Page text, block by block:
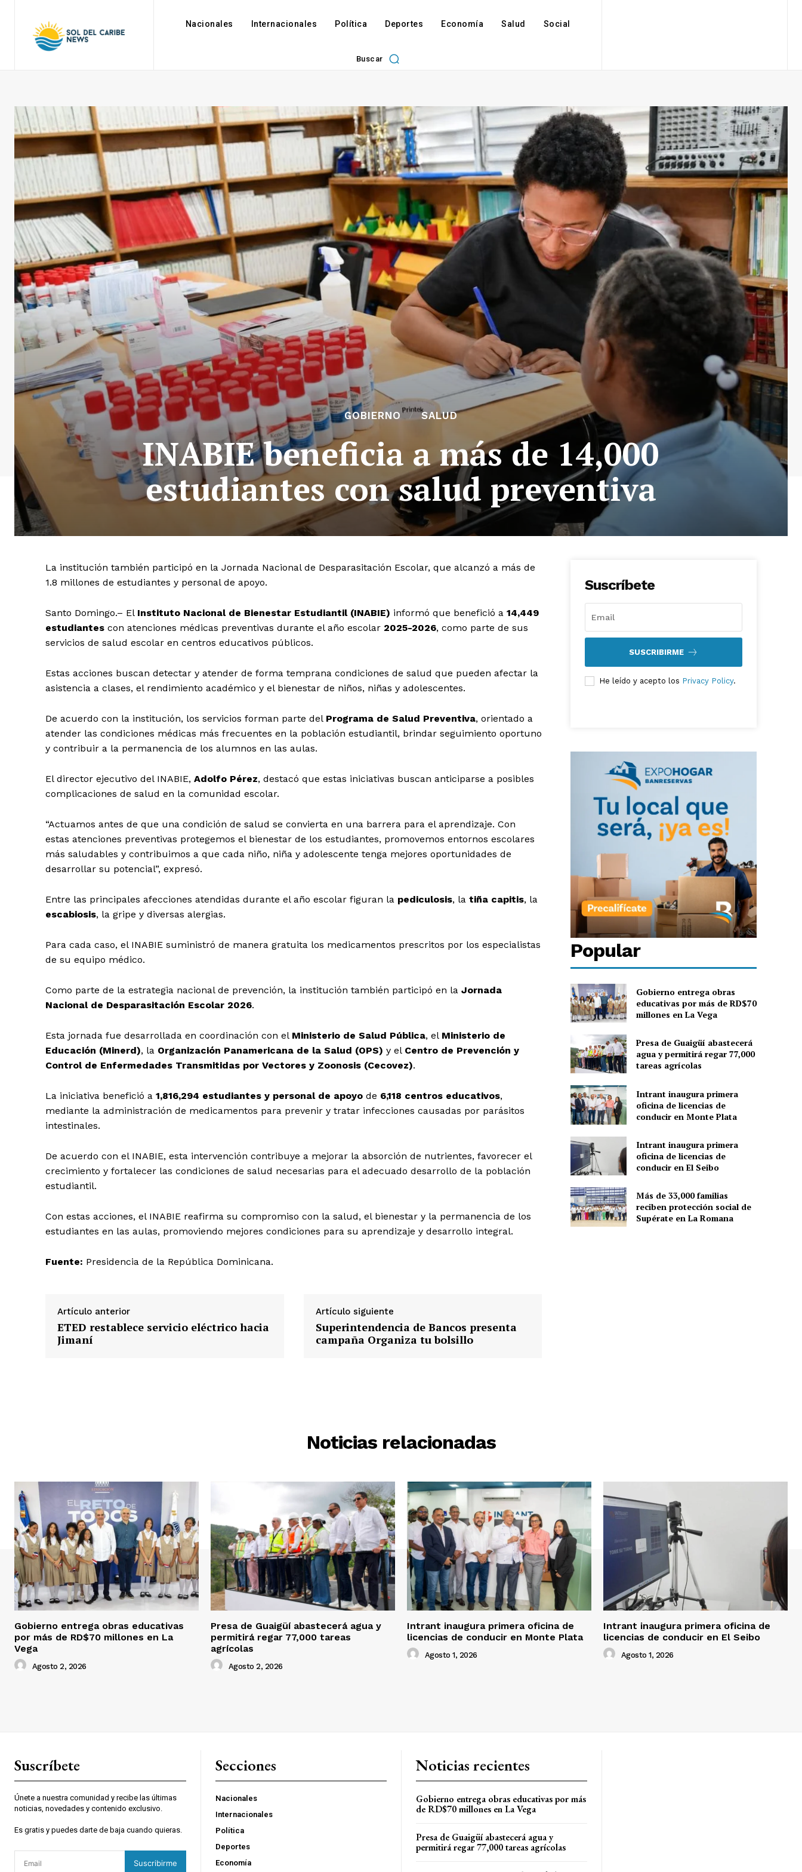
Nacionales Internacionales Política Deportes Economía Salud Social
Buscar
GOBIERNO SALUD
INABIE beneficia a más de 14,000
estudiantes con salud preventiva
La institución también participó en la Jornada Nacional de Desparasitación Escolar, que alcanzó a más de
1.8 millones de estudiantes y personal de apoyo.
Santo Domingo.– El Instituto Nacional de Bienestar Estudiantil (INABIE) informó que benefició a 14,449
estudiantes con atenciones médicas preventivas durante el año escolar 2025-2026, como parte de sus
servicios de salud escolar en centros educativos públicos.
Estas acciones buscan detectar y atender de forma temprana condiciones de salud que pueden afectar la
asistencia a clases, el rendimiento académico y el bienestar de niños, niñas y adolescentes.
De acuerdo con la institución, los servicios forman parte del Programa de Salud Preventiva, orientado a
atender las condiciones médicas más frecuentes en la población estudiantil, brindar seguimiento oportuno
y contribuir a la permanencia de los alumnos en las aulas.
El director ejecutivo del INABIE, Adolfo Pérez, destacó que estas iniciativas buscan anticiparse a posibles
complicaciones de salud en la comunidad escolar.
“Actuamos antes de que una condición de salud se convierta en una barrera para el aprendizaje. Con
estas atenciones preventivas protegemos el bienestar de los estudiantes, promovemos entornos escolares
más saludables y contribuimos a que cada niño, niña y adolescente tenga mejores oportunidades de
desarrollar su potencial”, expresó.
Entre las principales afecciones atendidas durante el año escolar figuran la pediculosis, la tiña capitis, la
escabiosis, la gripe y diversas alergias.
Para cada caso, el INABIE suministró de manera gratuita los medicamentos prescritos por los especialistas
de su equipo médico.
Como parte de la estrategia nacional de prevención, la institución también participó en la Jornada
Nacional de Desparasitación Escolar 2026.
Esta jornada fue desarrollada en coordinación con el Ministerio de Salud Pública, el Ministerio de
Educación (Minerd), la Organización Panamericana de la Salud (OPS) y el Centro de Prevención y
Control de Enfermedades Transmitidas por Vectores y Zoonosis (Cecovez).
La iniciativa benefició a 1,816,294 estudiantes y personal de apoyo de 6,118 centros educativos,
mediante la administración de medicamentos para prevenir y tratar infecciones causadas por parásitos
intestinales.
De acuerdo con el INABIE, esta intervención contribuye a mejorar la absorción de nutrientes, favorecer el
crecimiento y fortalecer las condiciones de salud necesarias para el adecuado desarrollo de la población
estudiantil.
Con estas acciones, el INABIE reafirma su compromiso con la salud, el bienestar y la permanencia de los
estudiantes en las aulas, promoviendo mejores condiciones para su aprendizaje y desarrollo integral.
Fuente: Presidencia de la República Dominicana.
Artículo anterior
ETED restablece servicio eléctrico hacia
Jimaní
Artículo siguiente
Superintendencia de Bancos presenta
campaña Organiza tu bolsillo
Suscríbete
SUSCRIBIRME
He leído y acepto los Privacy Policy.
Popular
Gobierno entrega obras
educativas por más de RD$70
millones en La Vega
Presa de Guaigüí abastecerá
agua y permitirá regar 77,000
tareas agrícolas
Intrant inaugura primera
oficina de licencias de
conducir en Monte Plata
Intrant inaugura primera
oficina de licencias de
conducir en El Seibo
Más de 33,000 familias
reciben protección social de
Supérate en La Romana
Noticias relacionadas
Gobierno entrega obras educativas
por más de RD$70 millones en La
Vega
Agosto 2, 2026
Presa de Guaigüí abastecerá agua y
permitirá regar 77,000 tareas
agrícolas
Agosto 2, 2026
Intrant inaugura primera oficina de
licencias de conducir en Monte Plata
Agosto 1, 2026
Intrant inaugura primera oficina de
licencias de conducir en El Seibo
Agosto 1, 2026
Suscríbete
Únete a nuestra comunidad y recibe las últimas
noticias, novedades y contenido exclusivo.
Es gratis y puedes darte de baja cuando quieras.
Suscribirme
Secciones
Nacionales
Internacionales
Política
Deportes
Economía
Noticias recientes
Gobierno entrega obras educativas por más
de RD$70 millones en La Vega
Presa de Guaigüí abastecerá agua y
permitirá regar 77,000 tareas agrícolas